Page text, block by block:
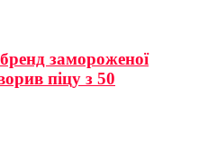
замороженої
піцу з 50